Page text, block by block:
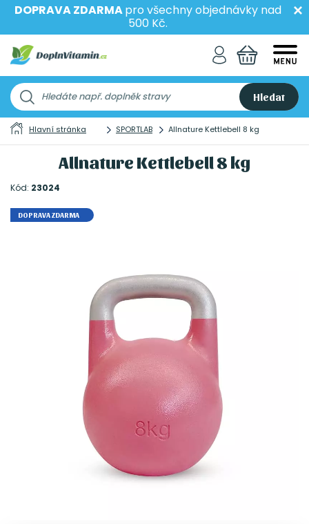
DOPRAVA ZDARMApro všechny objednávky nad
500 Kč.
Hledat
Hlavní stránka SPORTLAB Allnature Kettlebell 8 kg
Allnature Kettlebell 8 kg
Kód: 23024
DOPRAVA ZDARMA